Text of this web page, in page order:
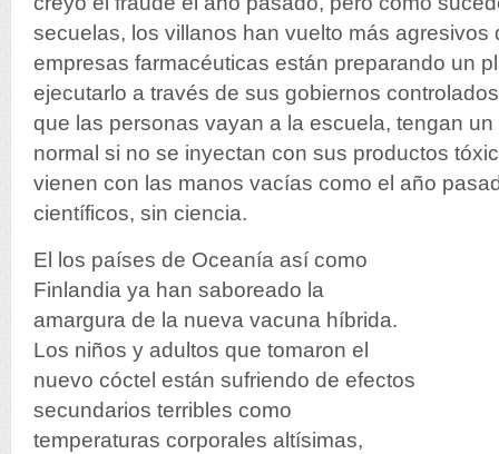
secuelas, los villanos han vuelto más agresivos
empresas farmacéuticas están preparando un
ejecutarlo a través de sus gobiernos
que las personas vayan a la escuela, tengan
normal si no se inyectan con sus productos
vienen con las manos vacías como el año
científicos, sin ciencia.
El los países de Oceanía así como
Finlandia ya han saboreado la
amargura de la nueva vacuna híbrida.
Los niños y adultos que tomaron el
nuevo cóctel están sufriendo de efectos
secundarios terribles como
temperaturas corporales altísimas,